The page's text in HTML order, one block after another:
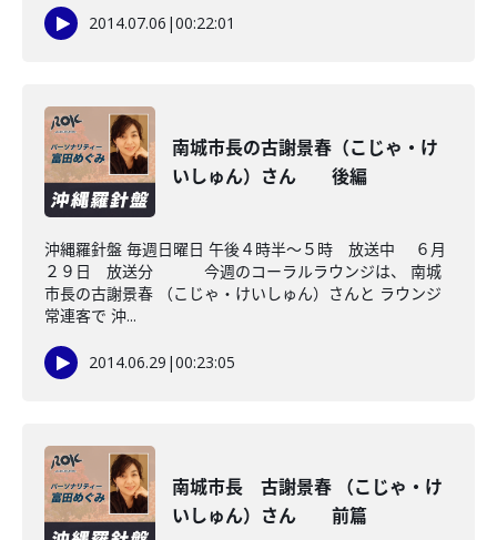
2014.07.06 |00:22:01
南城市長の古謝景春（こじゃ・け
いしゅん）さん 後編
沖縄羅針盤 毎週日曜日 午後４時半～５時 放送中 ６月
２９日 放送分 今週のコーラルラウンジは、 南城
市長の古謝景春 （こじゃ・けいしゅん）さんと ラウンジ
常連客で 沖...
2014.06.29 |00:23:05
南城市長 古謝景春 （こじゃ・け
いしゅん）さん 前篇